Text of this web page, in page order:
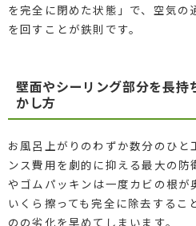
を完全に閉めた状態」で、空気の
を回すことが鉄則です。
壁面やシーリング部分を長持
かし方
お風呂上がりのわずか数分のひ
ンス費用を劇的に抑える最大の
やゴムパッキンは一度カビの根が
いくら擦っても完全に除去するこ
のの劣化を早めてしまいます。